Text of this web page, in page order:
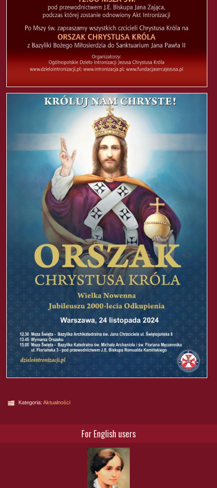
Kategoria: Aktualności
For English users